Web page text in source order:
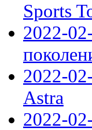
Sports
2022-
2022-
Astra
2022-